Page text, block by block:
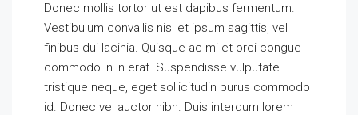
Donec mollis tortor ut est dapibus fermentum.
Vestibulum convallis nisl et ipsum sagittis, vel
finibus dui lacinia. Quisque ac mi et orci congue
commodo in in erat. Suspendisse vulputate
tristique neque, eget sollicitudin purus commodo
id. Donec vel auctor nibh. Duis interdum lorem